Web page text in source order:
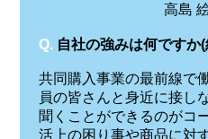
高島
Q. 自社の強みは何ですか
共同購入事業の最前線で
員の皆さんと身近に接し
聞くことができるのがコ
活上の困り事や商品に対